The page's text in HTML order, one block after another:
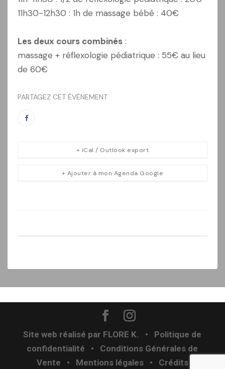
11h30-12h30 : 1h de massage bébé : 40€
Les deux cours combinés :
massage + réflexologie pédiatrique : 55€ au lieu
de 60€
PARTAGEZ CET ÉVÉNEMENT
+ Ajouter à mon Agenda Google
+ iCal / Outlook export
Site web réalisé par FLORE K. • Politique de
confidentialité • Conditions Générales de
Vente
• Mentions légales• Crédits